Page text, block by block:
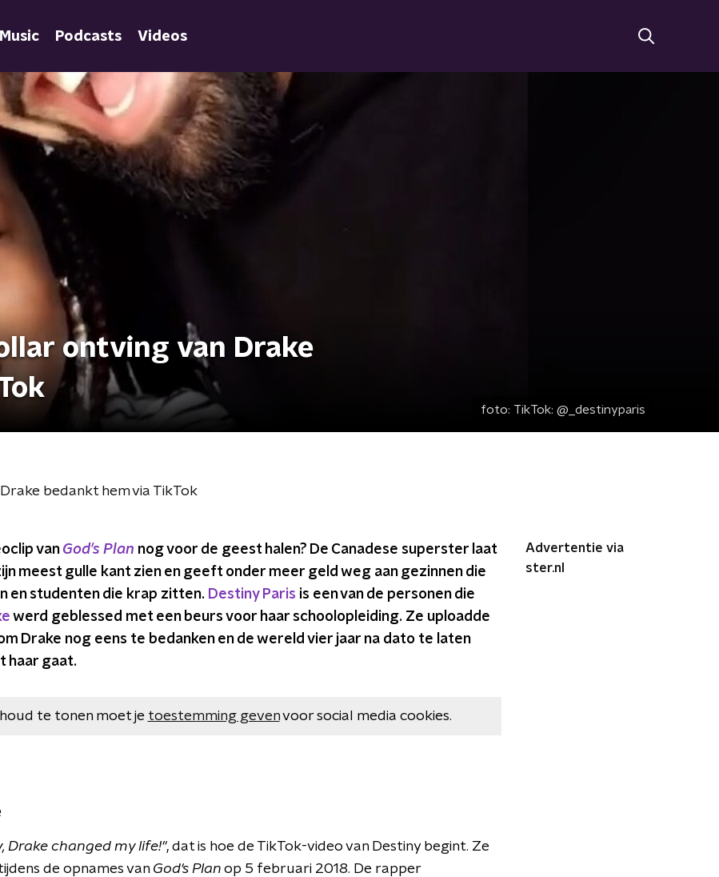
Music Podcasts Videos
ontving van Drake
foto: TikTok: @_destinyparis
bedankt hem via TikTok
van God's Plan nog voor de geest halen? De Canadese superster laat
meest gulle kant zien en geeft onder meer geld weg aan gezinnen die
en studenten die krap zitten. Destiny Paris is een van de personen die
werd geblessed met een beurs voor haar schoolopleiding. Ze uploadde
Drake nog eens te bedanken en de wereld vier jaar na dato te laten
haar gaat.
te tonen moet je toestemming gevenvoor social media cookies.
Drake changed my life!'', dat is hoe de TikTok-video van Destiny begint. Ze
de opnames van God's Plan op 5 februari 2018. De rapper
Advertentie via
ster.nl